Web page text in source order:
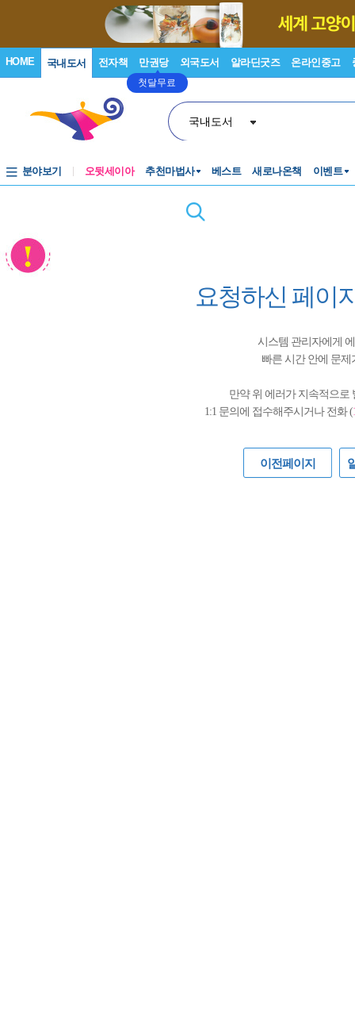
HOME 국내도서 전자책 만권당
첫달무료
외국도서 알라딘굿즈 온라인중고
국내도서
분야보기 오뒷세이아 추천마법사 베스트 새로나온책 이벤트
요청하신 페이
시스템 관리자에게
빠른 시간 안에 문
만약 위 에러가 지속적으로
1:1 문의에 접수해주시거나 전화 (
이전페이지